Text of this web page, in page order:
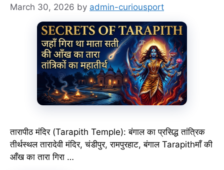
March 30, 2026 by admin-curiousport
तारापीठ मंदिर (Tarapith Temple): बंगाल का प्रसिद्ध तांत्रिक
तीर्थस्थल तारादेवी मंदिर, चंडीपुर, रामपुरहाट, बंगाल Tarapithमाँ की
आँख का तारा गिरा …